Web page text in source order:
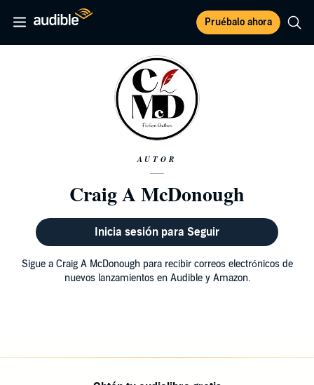
Pruébalo ahora
AUTOR
Craig A McDonough
Inicia sesión para Seguir
Sigue a Craig A McDonough para recibir correos electrónicos de
nuevos lanzamientos en Audible y Amazon.